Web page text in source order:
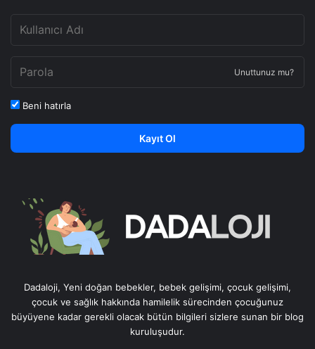
Unuttunuz mu?
Beni hatırla
Kayıt Ol
Dadaloji, Yeni doğan bebekler, bebek gelişimi, çocuk gelişimi,
çocuk ve sağlık hakkında hamilelik sürecinden çocuğunuz
büyüyene kadar gerekli olacak bütün bilgileri sizlere sunan bir blog
kuruluşudur.